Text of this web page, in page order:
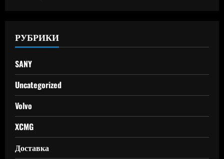
РУБРИКИ
SANY
Uncategorized
Volvo
XCMG
Доставка